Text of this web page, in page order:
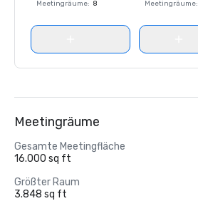
Meetingräume: 8
Meetingräume:
Meetingräume
Gesamte Meetingfläche
16.000 sq ft
Größter Raum
3.848 sq ft